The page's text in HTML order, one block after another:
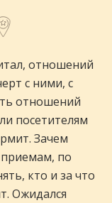
отношений
с ними, с
отношений
посетителям
Зачем
по
кто и за что
Ожидался